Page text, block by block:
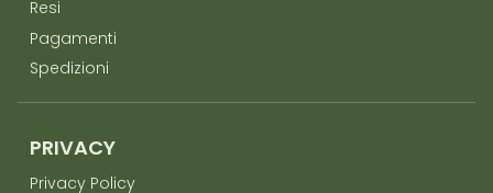
Resi
Pagamenti
Spedizioni
PRIVACY
Privacy Policy